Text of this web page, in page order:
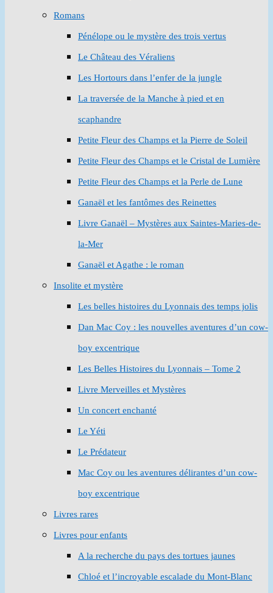
Romans
Pénélope ou le mystère des trois vertus
Le Château des Véraliens
Les Hortours dans l’enfer de la jungle
La traversée de la Manche à pied et en
scaphandre
Petite Fleur des Champs et la Pierre de Soleil
Petite Fleur des Champs et le Cristal de Lumière
Petite Fleur des Champs et la Perle de Lune
Ganaël et les fantômes des Reinettes
Livre Ganaël – Mystères aux Saintes-Maries-de-
la-Mer
Ganaël et Agathe : le roman
Insolite et mystère
Les belles histoires du Lyonnais des temps jolis
Dan Mac Coy : les nouvelles aventures d’un cow-
boy excentrique
Les Belles Histoires du Lyonnais – Tome 2
Livre Merveilles et Mystères
Un concert enchanté
Le Yéti
Le Prédateur
Mac Coy ou les aventures délirantes d’un cow-
boy excentrique
Livres rares
Livres pour enfants
A la recherche du pays des tortues jaunes
Chloé et l’incroyable escalade du Mont-Blanc